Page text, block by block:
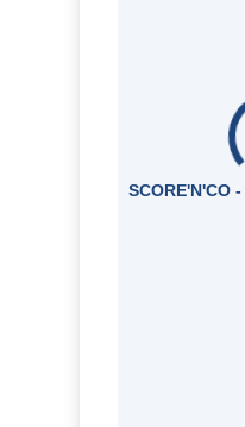
SCORE'N'CO